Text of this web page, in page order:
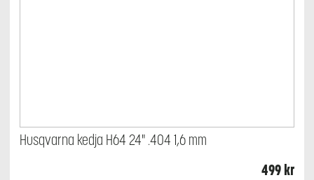
Husqvarna kedja H64 24" .404 1,6 mm
499kr